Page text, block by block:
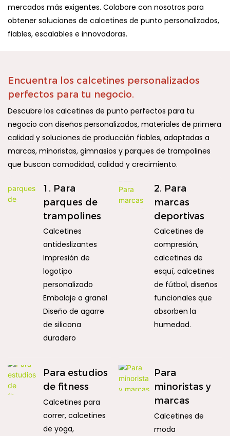
mercados más exigentes. Colabore con nosotros para
obtener soluciones de calcetines de punto personalizados,
fiables, escalables e innovadoras.
Encuentra los calcetines personalizados
perfectos para tu negocio.
Descubre los calcetines de punto perfectos para tu
negocio con diseños personalizados, materiales de primera
calidad y soluciones de producción fiables, adaptadas a
marcas, minoristas, gimnasios y parques de trampolines
que buscan comodidad, calidad y crecimiento.
1. Para
parques de
trampolines
Calcetines
antideslizantes
Impresión de
logotipo
personalizado
Embalaje a granel
Diseño de agarre
de silicona
duradero
2. Para
marcas
deportivas
Calcetines de
compresión,
calcetines de
esquí, calcetines
de fútbol, ​​diseños
funcionales que
absorben la
humedad.
Para estudios
de fitness
Calcetines para
correr, calcetines
de yoga,
Para
minoristas y
marcas
Calcetines de
moda